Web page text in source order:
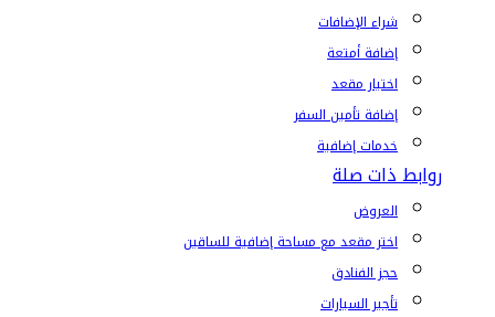
شراء الإضافات
إضافة أمتعة
اختيار مقعد
إضافة تأمين السفر
خدمات إضافية
روابط ذات صلة
العروض
اختر مقعد مع مساحة إضافية للساقين
حجز الفنادق
تأجير السيارات